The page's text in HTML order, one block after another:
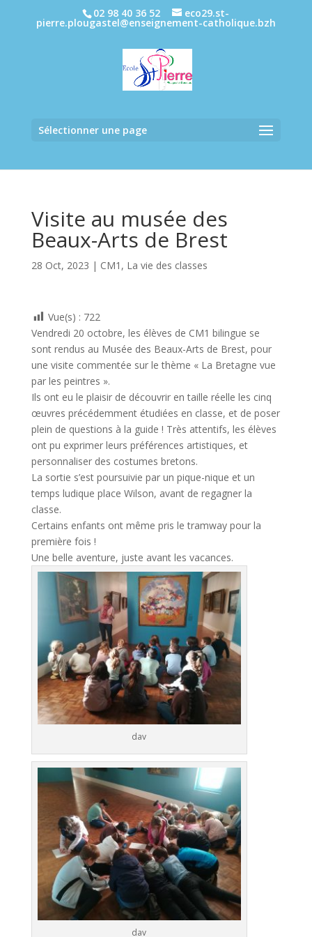
02 98 40 36 52 eco29.st-
pierre.plougastel@enseignement-catholique.bzh
Sélectionner une page
Visite au musée des
Beaux-Arts de Brest
28 Oct, 2023 | CM1 , La vie des classes
Vue(s) : 722
Vendredi 20 octobre, les élèves de CM1 bilingue se
sont rendus au Musée des Beaux-Arts de Brest, pour
une visite commentée sur le thème « La Bretagne vue
par les peintres ».
Ils ont eu le plaisir de découvrir en taille réelle les cinq
œuvres précédemment étudiées en classe, et de poser
plein de questions à la guide ! Très attentifs, les élèves
ont pu exprimer leurs préférences artistiques, et
personnaliser des costumes bretons.
La sortie s’est poursuivie par un pique-nique et un
temps ludique place Wilson, avant de regagner la
classe.
Certains enfants ont même pris le tramway pour la
première fois !
Une belle aventure, juste avant les vacances.
dav
dav